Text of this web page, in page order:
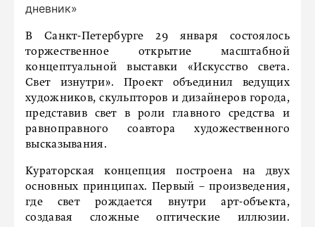
дневник»
В Санкт-Петербурге 29 января состоялось
торжественное открытие масштабной
концептуальной выставки «Искусство света.
Свет изнутри». Проект объединил ведущих
художников, скульпторов и дизайнеров города,
представив свет в роли главного средства и
равноправного соавтора художественного
высказывания.
Кураторская концепция построена на двух
основных принципах. Первый – произведения,
где свет рождается внутри арт-объекта,
создавая сложные оптические иллюзии.